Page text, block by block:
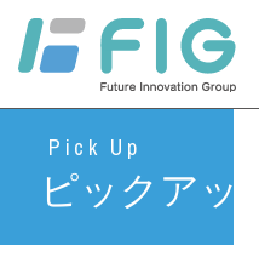
Pick Up
ピックアップ